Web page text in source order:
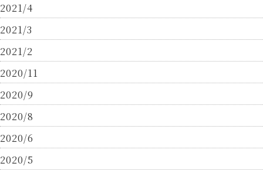
2021/4
2021/3
2021/2
2020/11
2020/9
2020/8
2020/6
2020/5